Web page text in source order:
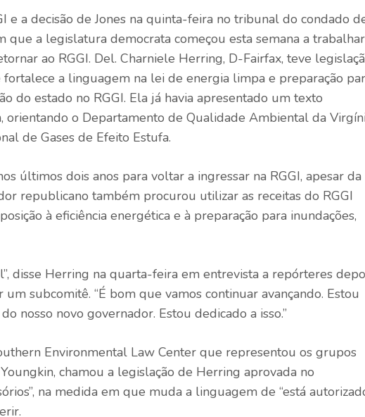
e a decisão de Jones na quinta-feira no tribunal do condado
que a legislatura democrata começou esta semana a trabalhar
ao RGGI. Del. Charniele Herring, D-Fairfax, teve
a linguagem na lei de energia limpa e preparação
do estado no RGGI. Ela já havia apresentado um texto
orientando o Departamento de Qualidade Ambiental da
de Gases de Efeito Estufa.
últimos dois anos para voltar a ingressar na RGGI, apesar da
republicano também procurou utilizar as receitas do RGGI
à eficiência energética e à preparação para inundações,
disse Herring na quarta-feira em entrevista a repórteres
subcomitê. “É bom que vamos continuar avançando. Estou
nosso novo governador. Estou dedicado a isso.”
Environmental Law Center que representou os grupos
chamou a legislação de Herring aprovada no
na medida em que muda a linguagem de “está